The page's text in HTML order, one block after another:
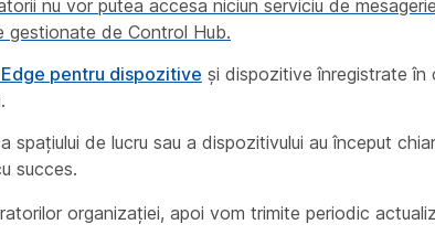
nu vor putea accesa niciun serviciu de
gestionate de Control Hub.
pentru dispozitive și dispozitive înregistrate în
de lucru sau a dispozitivului au început
succes.
organizației, apoi vom trimite periodic